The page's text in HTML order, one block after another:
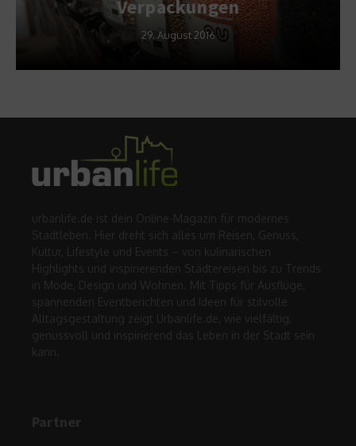
Verpackungen
29. August 2016
urbanlife.de ist dein Online-Magazin für modernes
Stadtleben. Hier dreht sich alles um Reisen, Genuss,
Kultur, Lifestyle und Events – von kulinarischen
Highlights und inspirierenden Städtereisen bis zu Trends
in Mode, Design und Wohnen. Mit Tipps für Ausflüge,
spannenden Eventberichten und Ideen für stilvolle
Alltagsgestaltung zeigt Urbanlife.de, wie vielfältig,
genussvoll und inspirierend das Leben in der Stadt sein
kann.
Partner